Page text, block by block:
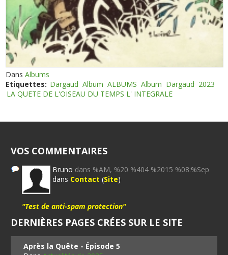
DansAlbums
Etiquettes: Dargaud Album ALBUMS Album Dargaud 2023
LA QUETE DE L'OISEAU DU TEMPS L' INTEGRALE
VOS COMMENTAIRES
Bruno dans %AM, %20 %404 %2015 %08:%Sep
dans Contact (Site)
"Test de anti-spam protection"
DERNIÈRES PAGES CRÉES SUR LE SITE
Après la Quête - Épisode 5